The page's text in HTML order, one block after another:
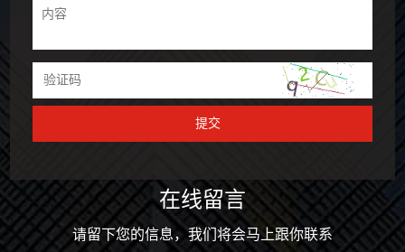
在线留言
请留下您的信息，我们将会马上跟你联系